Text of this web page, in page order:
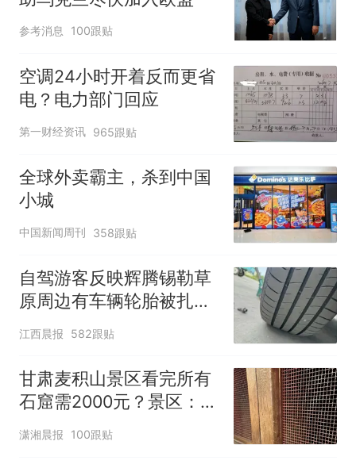
参考消息 100跟贴
空调24小时开着反而更省
电？电力部门回应
第一财经资讯 965跟贴
全球外卖霸主，杀到中国
小城
中国新闻周刊 358跟贴
自驾游客反映辉腾锡勒草
原周边有车辆轮胎被扎，
修理店铺换胎价格高达千
江西晨报 582跟贴
甘肃麦积山景区看完所有
石窟需2000元？景区：部
分石窟受特别保护，游客
潇湘晨报 100跟贴